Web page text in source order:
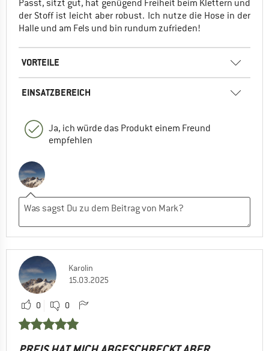
Passt, sitzt gut, hat genügend Freiheit beim Klettern und
der Stoff ist leicht aber robust. Ich nutze die Hose in der
Halle und am Fels und bin rundum zufrieden!
VORTEILE
EINSATZBEREICH
Ja, ich würde das Produkt einem Freund
empfehlen
Karolin
15.03.2025
0 0